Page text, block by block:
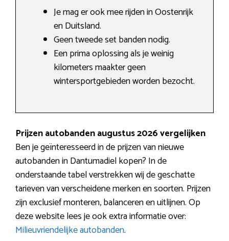
Je mag er ook mee rijden in Oostenrijk
en Duitsland.
Geen tweede set banden nodig.
Een prima oplossing als je weinig
kilometers maakter geen
wintersportgebieden worden bezocht.
Prijzen autobanden augustus 2026 vergelijken
Ben je geïnteresseerd in de prijzen van nieuwe
autobanden in Dantumadiel kopen? In de
onderstaande tabel verstrekken wij de geschatte
tarieven van verscheidene merken en soorten. Prijzen
zijn exclusief monteren, balanceren en uitlijnen. Op
deze website lees je ook extra informatie over:
Milieuvriendelijke autobanden.